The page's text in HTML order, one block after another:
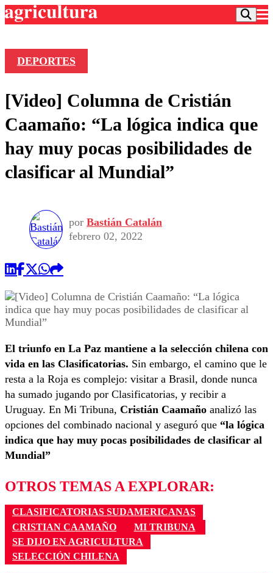
Frecuencias
Agricultura TV
Deportes
Colo Colo
Motor
Torneo Internacional
Torneo Nacional
Entretención
Noticias
Internacional
Nacional
Vida Social
Programas
Comercial
DEPORTES
[Video] Columna de Cristián
Caamaño: “La lógica indica que
hay muy pocas posibilidades de
clasificar al Mundial”
por Bastián Catalán
febrero 02, 2022
El triunfo en La Paz mantiene a la selección chilena con
vida en las Clasificatorias. Sin embargo, el camino que le
resta a la Roja es complejo: visitar a Brasil, donde nunca
ha sumado jugando por Clasificatorias, y recibir a
Uruguay. En Mi Tribuna, Cristián Caamaño analizó las
opciones del combinado nacional y aseguró que “la lógica
indica que hay muy pocas posibilidades de clasificar al
Mundial”
OTROS TEMAS A EXPLORAR:
CLASIFICATORIAS SUDAMERICANAS
CRISTIAN CAAMAÑO
MI TRIBUNA
SE DIJO EN AGRICULTURA
SELECCIÓN CHILENA